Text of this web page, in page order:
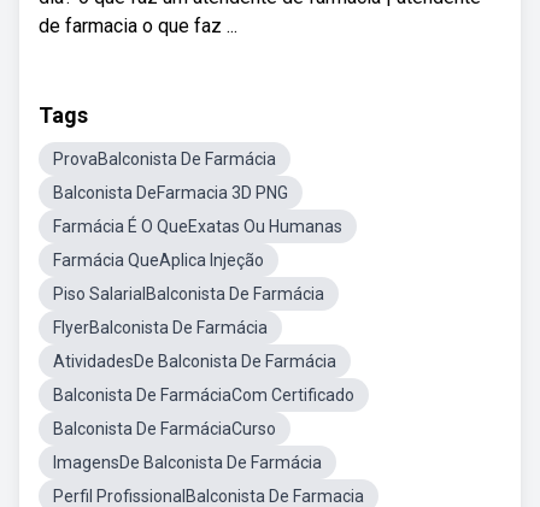
de farmacia o que faz ...
Tags
ProvaBalconista De Farmácia
Balconista DeFarmacia 3D PNG
Farmácia É O QueExatas Ou Humanas
Farmácia QueAplica Injeção
Piso SalarialBalconista De Farmácia
FlyerBalconista De Farmácia
AtividadesDe Balconista De Farmácia
Balconista De FarmáciaCom Certificado
Balconista De FarmáciaCurso
ImagensDe Balconista De Farmácia
Perfil ProfissionalBalconista De Farmacia